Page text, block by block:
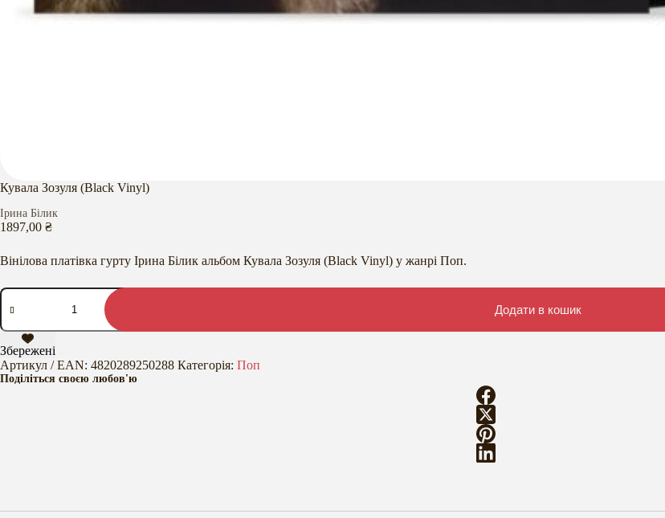
Кувала Зозуля (Black Vinyl)
Ірина Білик
1897,00 ₴
Вінілова платівка гурту Ірина Білик альбом Кувала Зозуля (Black Vinyl) у жанрі Поп.
Кувала
Зозуля
Vinyl)
кількість
Додати в кошик
Збережені
Артикул / EAN: 4820289250288 Категорія: Поп
Поділіться своєю любов'ю